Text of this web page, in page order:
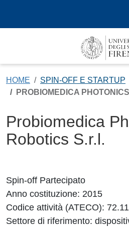
HOME
SPIN-OFF E STARTUP
PROBIOMEDICA
Probiomedica
Robotics S.r.l.
Spin-off Partecipato
Anno costituzione: 2015
Codice attività (ATECO): 72.11
Settore di riferimento: